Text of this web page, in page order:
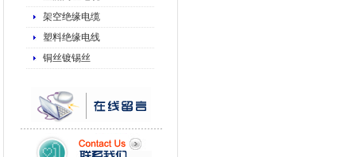
架空绝缘电缆
塑料绝缘电线
铜丝镀锡丝